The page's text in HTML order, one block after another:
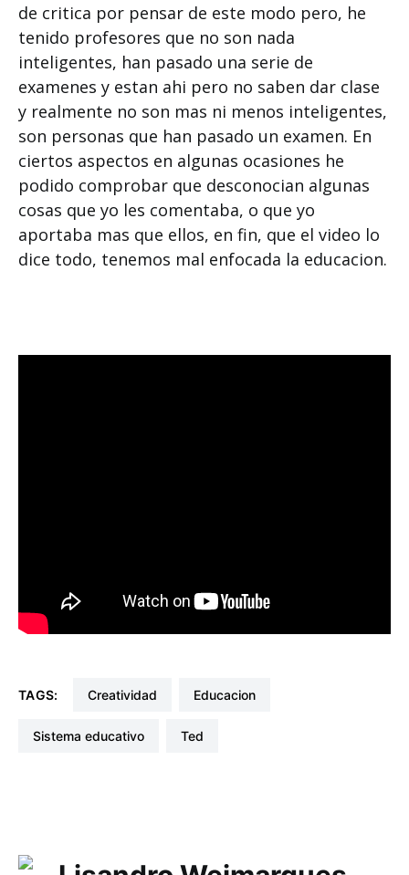
de critica por pensar de este modo pero, he
tenido profesores que no son nada
inteligentes, han pasado una serie de
examenes y estan ahi pero no saben dar clase
y realmente no son mas ni menos inteligentes,
son personas que han pasado un examen. En
ciertos aspectos en algunas ocasiones he
podido comprobar que desconocian algunas
cosas que yo les comentaba, o que yo
aportaba mas que ellos, en fin, que el video lo
dice todo, tenemos mal enfocada la educacion.
TAGS: creatividad educacion
sistema educativo ted